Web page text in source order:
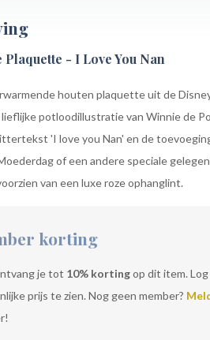
- I Love You Nan
houten plaquette uit de
potloodillustratie van Winnie de
'I love you Nan' en de
of een andere speciale
van een luxe roze ophanglint.
korting
je tot 10% kortingop dit item. Log
prijs te zien. Nog geen member?